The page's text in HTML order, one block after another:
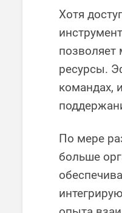
Хотя
позволяет
ресурсы.
командах,
По мере
больше